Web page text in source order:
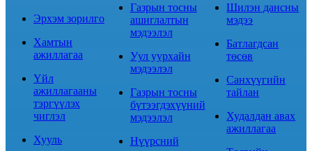
Эрхэм зорилго
Хамтын
ажиллагаа
Үйл
ажиллагааны
тэргүүлэх
чиглэл
Хууль
Газрын тосны
ашиглалтын
мэдээлэл
Уул уурхайн
мэдээлэл
Газрын тосны
бүтээгдэхүүний
мэдээлэл
Нүүрсний
Шилэн дансны
мэдээ
Батлагдсан
төсөв
Санхүүгийн
тайлан
Худалдан авах
ажиллагаа